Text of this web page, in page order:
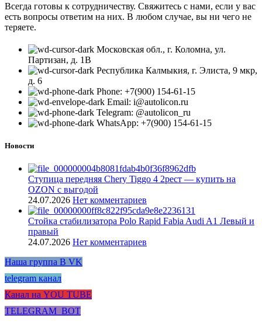
Всегда готовы к сотрудничеству. Свяжитесь с нами, если у вас
есть вопросы ответим на них. В любом случае, вы ни чего не
теряете.
Московская обл., г. Коломна, ул.
Партизан, д. 1В
Республика Калмыкия, г. Элиста, 9 мкр,
д. 6
Phone: +7(900) 154-61-15
Email: i@autolicon.ru
Telegram: @autolicon_ru
WhatsApp: +7(900) 154-61-15
Новости
Ступица передняя Chery Tiggo 4 2рест — купить на
OZON с выгодой
24.07.2026 Нет комментариев
Стойка стабилизатора Polo Rapid Fabia Audi A1 Левый и
правый
24.07.2026 Нет комментариев
Наша группа В VK
telegram канал
Канал на YOU TUBE
TELEGRAM_BOT